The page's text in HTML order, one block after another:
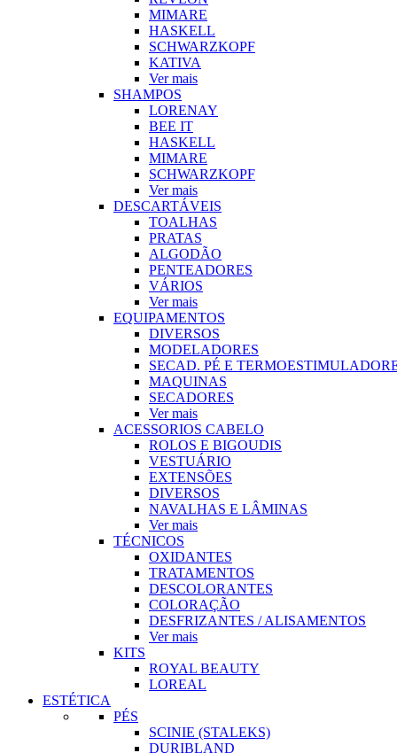
MIMARE
HASKELL
SCHWARZKOPF
KATIVA
Ver mais
SHAMPOS
LORENAY
BEE IT
HASKELL
MIMARE
SCHWARZKOPF
Ver mais
DESCARTÁVEIS
TOALHAS
PRATAS
ALGODÃO
PENTEADORES
VÁRIOS
Ver mais
EQUIPAMENTOS
DIVERSOS
MODELADORES
SECAD. PÉ E
MAQUINAS
SECADORES
Ver mais
ACESSORIOS CABELO
ROLOS E BIGOUDIS
VESTUÁRIO
EXTENSÕES
DIVERSOS
NAVALHAS E LÂMINAS
Ver mais
TÉCNICOS
OXIDANTES
TRATAMENTOS
DESCOLORANTES
COLORAÇÃO
DESFRIZANTES / ALISAMENTOS
Ver mais
KITS
ROYAL BEAUTY
LOREAL
ESTÉTICA
PÉS
SCINIE (STALEKS)
DURIBLAND